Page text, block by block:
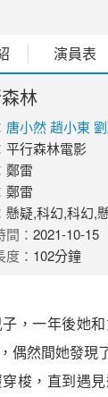
演員表
林
唐小然趙小東
平行森林電影
鄭雷
鄭雷
懸疑,科幻,科幻,
間： 2021-10-15
： 102分鐘
，一年後她
偶然間她發現
梭，直到遇